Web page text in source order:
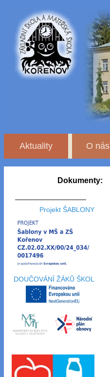
Aktuality O nás
Dokumenty:
Projekt ŠABLONY
DOUČOVÁNÍ ŽÁKŮ ŠKOL